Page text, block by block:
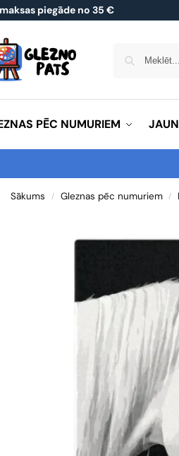
piegāde no 35 €
PĒC NUMURIEM
Sākums / Gleznas pēc numuriem /